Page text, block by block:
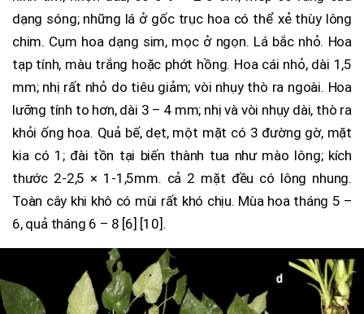
dạng sóng; những lá ở gốc trục hoa có thể xẻ thùy lông
chim. Cụm hoa dạng sim, mọc ở ngọn. Lá bắc nhỏ. Hoa
tạp tính, màu trắng hoặc phớt hồng. Hoa cái nhỏ, dài 1,5
mm; nhị rất nhỏ do tiêu giảm; vòi nhụy thò ra ngoài. Hoa
lưỡng tính to hơn, dài 3 – 4 mm; nhị và vòi nhụy dài, thò ra
khỏi ống hoa. Quả bế, dẹt, một mặt có 3 đường gờ, mặt
kia có 1; đài tồn tại biến thành tua như mào lông; kích
thước 2-2,5 × 1-1,5mm. cả 2 mặt đều có lông nhung.
Toàn cây khi khô có mùi rất khó chịu. Mùa hoa tháng 5 –
6, quả tháng 6 – 8 [6] [10].